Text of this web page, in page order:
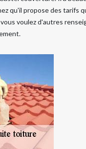
qu'il propose des tarifs
voulez d'autres